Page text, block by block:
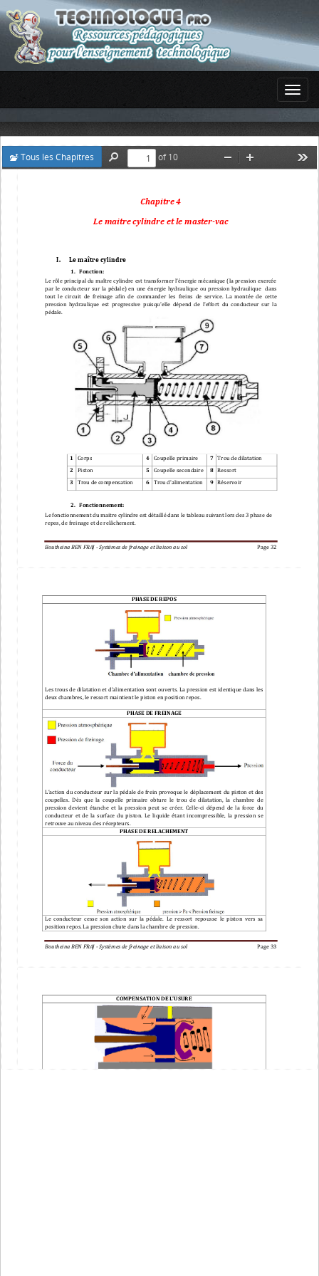
Tous les Chapitres
Find
of 10
ZoomZoom
Boutheina BEN FRAJ - Systèmes de freinage et liaison au sol Page 32
Chapitre 4
Le maitre cylindre et le master-vac
I Le maître cylindre
1 Fonction:
Le rôle principal du maître cylindre est transformer l'énergie mécanique (la pression exercée
par  le  conducteur  sur  la  pédale)  en  une  énergie  hydraulique ou  pression  hydraulique dans
tout  le  circuit de  freinage  afin  de commander les  freins  de  service. La  montée  de  cette
pression hydraulique est  progressive puisqu'elle dépend de l’effort du conducteur sur la
pédale.
2 Fonctionnement:
Le fonctionnement du maitre cylindre est détaillé dans le tableau suivant lors des 3 phase de
repos, de freinage et de relâchement.
1 Corps 4 Coupelle primaire 7 Trou de dilatation
2
Piston 5 Coupelle secondaire 8
Ressort
3
Trou de compensation 6 Trou d’alimentation 9 Réservoir
Boutheina BEN FRAJ - Systèmes de freinage et liaison au sol Page 33
PHASE DE REPOS
Les trous de dilatation et d’alimentation sont ouverts. La pression est identique dans les
deux chambres, le ressort maintient le piston en position repos.
PHASE DE FREINAGE
L’action du conducteur sur la pédale de frein provoque le déplacement du piston et des
coupelles
.  Dès  que  la  coupelle  primaire obture le  trou  de dilatation ,  la  chambre  de
pression  devient étanche et  la  pression  peut  se  créer.  Celle-ci  dépend  de la  force du
conducteur  et  de la  surface du  piston.  Le  liquide  étant incompressible la  pression  se
retrouve au niveau des récepteurs
PHASE DE RELACHEMENT
Le  conducteur  cesse  son  action  sur  la  pédale.  Le  ressort  repousse  le  piston  vers  sa
position repos. La pression chute dans la chambre de pression.
COMPENSATION DE L’USURE